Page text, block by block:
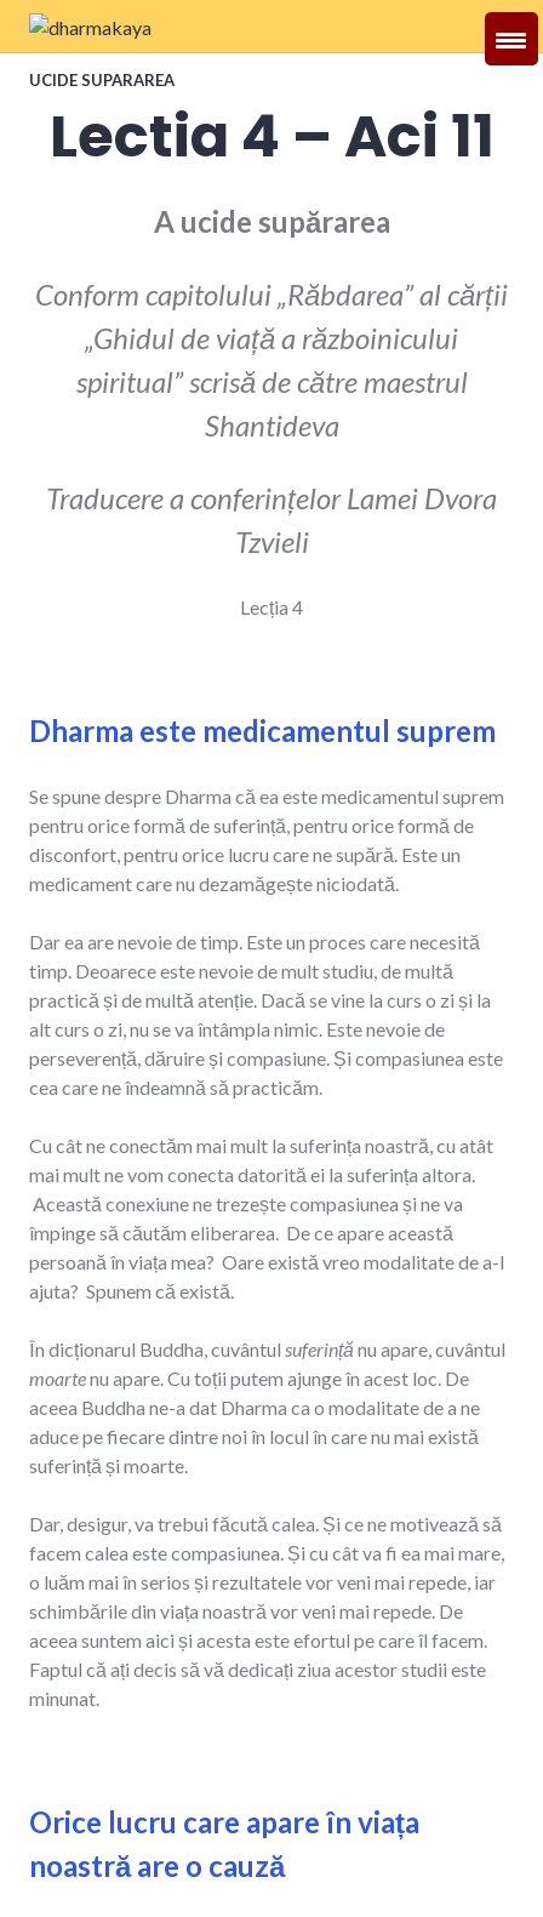
Skip
content
Dharmakaya
UCIDE SUPARAREA
Lectia 4 – Aci 11
A ucide supărarea
Conform capitolului „Răbdarea” al cărții
„Ghidul de viață a războinicului
spiritual” scrisă de către maestrul
Shantideva
Traducere a conferințelor Lamei Dvora
Tzvieli
Lecția 4
Dharma este medicamentul suprem
Se spune despre Dharma că ea este medicamentul suprem
pentru orice formă de suferință, pentru orice formă de
disconfort, pentru orice lucru care ne supără. Este un
medicament care nu dezamăgește niciodată.
Dar ea are nevoie de timp. Este un proces care necesită
timp. Deoarece este nevoie de mult studiu, de multă
practică și de multă atenție. Dacă se vine la curs o zi și la
alt curs o zi, nu se va întâmpla nimic. Este nevoie de
perseverență, dăruire și compasiune. Și compasiunea este
cea care ne îndeamnă să practicăm.
Cu cât ne conectăm mai mult la suferința noastră, cu atât
mai mult ne vom conecta datorită ei la suferința altora.
Această conexiune ne trezește compasiunea și ne va
împinge să căutăm eliberarea. De ce apare această
persoană în viața mea? Oare există vreo modalitate de a-l
ajuta? Spunem că există.
În dicționarul Buddha, cuvântul suferință nu apare, cuvântul
moartenu apare. Cu toții putem ajunge în acest loc. De
aceea Buddha ne-a dat Dharma ca o modalitate de a ne
aduce pe fiecare dintre noi în locul în care nu mai există
suferință și moarte.
Dar, desigur, va trebui făcută calea. Și ce ne motivează să
facem calea este compasiunea. Și cu cât va fi ea mai mare,
o luăm mai în serios și rezultatele vor veni mai repede, iar
schimbările din viața noastră vor veni mai repede. De
aceea suntem aici și acesta este efortul pe care îl facem.
Faptul că ați decis să vă dedicați ziua acestor studii este
minunat.
Orice lucru care apare în viața
noastră are o cauză